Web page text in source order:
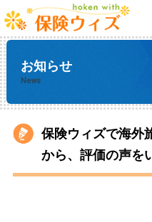
お知らせ
News
保険ウィズで海外
から、評価の声を